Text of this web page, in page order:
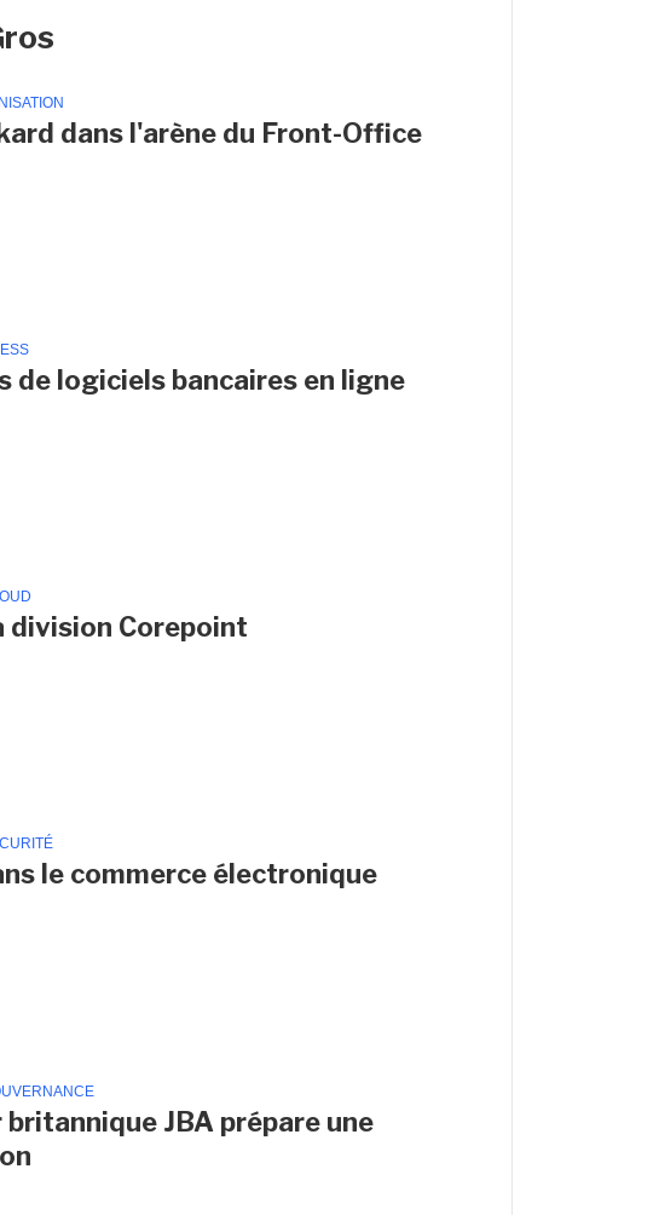
dans l'arène du Front-Office
de logiciels bancaires en ligne
division Corepoint
le commerce électronique
britannique JBA prépare une